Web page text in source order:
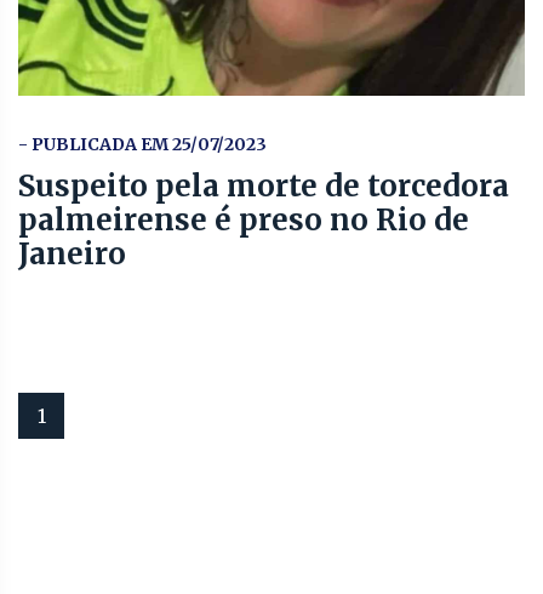
- PUBLICADA EM 25/07/2023
Suspeito pela morte de torcedora
palmeirense é preso no Rio de
Janeiro
1